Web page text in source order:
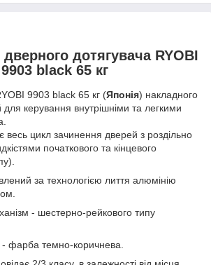
дотягувача RYOBI
9903 black 65 кг
9903 black 65 кг (Японія) накладного
керування внутрішніми та легкими
весь цикл зачинення дверей з роздільно
початкового та кінцевого
за технологією лиття алюмінію
- шестерно-рейкового типу
- фарба темно-коричнева.